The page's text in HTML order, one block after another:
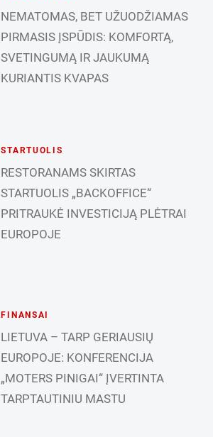
NEMATOMAS, BET UŽUODŽIAMAS
PIRMASIS ĮSPŪDIS: KOMFORTĄ,
SVETINGUMĄ IR JAUKUMĄ
KURIANTIS KVAPAS
STARTUOLIS
RESTORANAMS SKIRTAS
STARTUOLIS „BACKOFFICE“
PRITRAUKĖ INVESTICIJĄ PLĖTRAI
EUROPOJE
FINANSAI
LIETUVA – TARP GERIAUSIŲ
EUROPOJE: KONFERENCIJA
„MOTERS PINIGAI“ ĮVERTINTA
TARPTAUTINIU MASTU